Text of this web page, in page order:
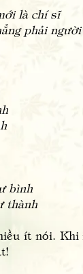
là chí sĩ
phải
bình
thành
ít nói.